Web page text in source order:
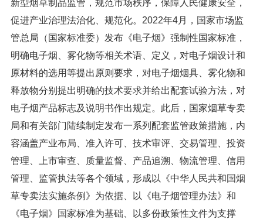
新型烟草制品监管，规范市场秩序，保障人民健康安全，
促进产业治理法治化、规范化。2022年4月，国家市场监
管总局（国家标准委）发布《电子烟》强制性国家标准，
明确电子烟、雾化物等相关术语、定义，对电子烟设计和
原材料的选用等提出原则要求，对电子烟烟具、雾化物和
释放物分别提出明确的技术要求并给出配套试验方法，对
电子烟产品标志及说明书作出规定。此后，国家烟草专卖
局和有关部门陆续制定发布一系列配套监管政策措施，内
容涵盖产业布局、准入许可、技术审评、交易管理、投资
管理、上市审查、质量监督、产品追溯、物流管理、信用
管理、监管执法等各个领域，形成以《中华人民共和国烟
草专卖法实施条例》为依据、以《电子烟管理办法》和
《电子烟》国家标准为基础、以多份政策性文件为支撑